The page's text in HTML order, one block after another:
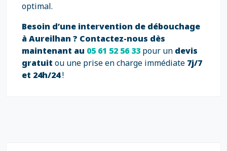
optimal.
Besoin d’une intervention de débouchage
à Aureilhan ? Contactez-nous dès
maintenant au 05 61 52 56 33 pour un devis
gratuit ou une prise en charge immédiate 7j/7
et 24h/24!